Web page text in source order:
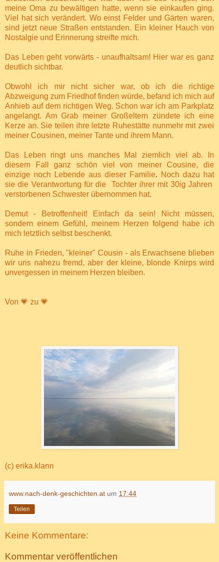
meine Oma zu bewältigen hatte, wenn sie einkaufen ging.
Viel hat sich verändert. Wo einst Felder und Gärten waren,
sind jetzt neue Straßen entstanden. Ein kleiner Hauch von
Nostalgie und Erinnerung streifte mich.
Das Leben geht vorwärts - unaufhaltsam! Hier war es ganz
deutlich sichtbar.
Obwohl ich mir nicht sicher war, ob ich die richtige
Abzweigung zum Friedhof finden würde, befand ich mich auf
Anhieb auf dem richtigen Weg. Schon war ich am Parkplatz
angelangt. Am Grab meiner Großeltern zündete ich eine
Kerze an. Sie teilen ihre letzte Ruhestätte nunmehr mit zwei
meiner Cousinen, meiner Tante und ihrem Mann.
Das Leben ringt uns manches Mal ziemlich viel ab. In
diesem Fall ganz schön viel von meiner Cousine, die
einzige noch Lebende aus dieser Familie. Noch dazu hat
sie die Verantwortung für die Tochter ihrer mit 30ig Jahren
verstorbenen Schwester übernommen hat.
Demut - Betroffenheit! Einfach da sein! Nicht müssen,
sondern einem Gefühl, meinem Herzen folgend habe ich
mich letztlich selbst beschenkt.
Ruhe in Frieden, "kleiner" Cousin - als Erwachsene blieben
wir uns nahezu fremd, aber der kleine, blonde Knirps wird
unvergessen in meinem Herzen bleiben.
Von 💗 zu 💗
(c) erika.klann
www.nach-denk-geschichten.at um 17:44
Teilen
Keine Kommentare:
Kommentar veröffentlichen